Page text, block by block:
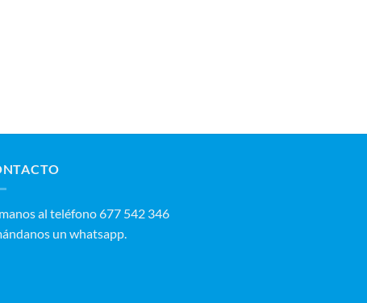
al teléfono 677 542 346‬
un whatsapp.